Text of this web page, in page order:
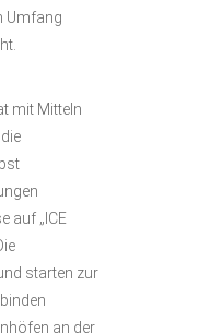
Umfang
mit Mitteln
auf „ICE
starten zur
an der